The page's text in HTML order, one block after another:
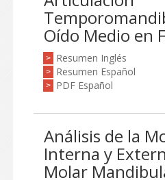
Oído Medio en
> Resumen Inglés
> Resumen Español
> PDF Español
Análisis de la
Interna y
Molar